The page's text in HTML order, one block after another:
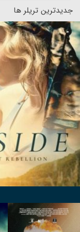
جدیدترین تریلر ها